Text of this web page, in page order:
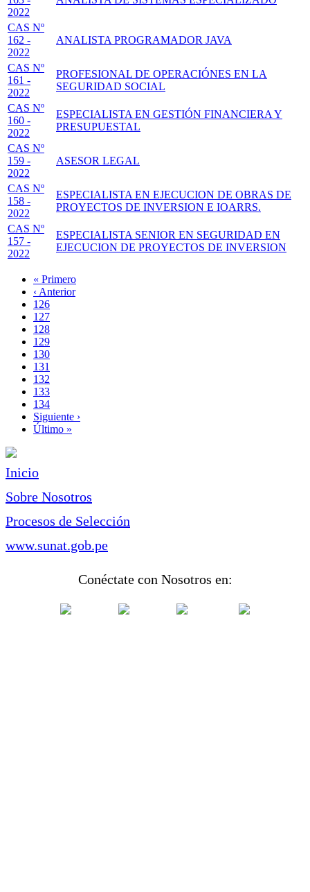
2022
CAS Nº
162 -
2022
ANALISTA PROGRAMADOR JAVA
CAS Nº
161 -
2022
PROFESIONAL DE OPERACIÓNES EN LA
SEGURIDAD SOCIAL
CAS Nº
160 -
2022
ESPECIALISTA EN GESTIÓN FINANCIERA Y
PRESUPUESTAL
CAS Nº
159 -
2022
ASESOR LEGAL
CAS Nº
158 -
2022
ESPECIALISTA EN EJECUCION DE OBRAS DE
PROYECTOS DE INVERSION E IOARRS.
CAS Nº
157 -
2022
ESPECIALISTA SENIOR EN SEGURIDAD EN
EJECUCION DE PROYECTOS DE INVERSION
Paginación
Primera
página
« Primero
Página
anterior
‹ Anterior
Page
126
Page
127
Page
128
Page
129
Página
actual
130
Page
131
Page
132
Page
133
Page
134
Siguiente
página
Siguiente ›
Última
Último »
Inicio
Sobre Nosotros
Procesos de Selección
www.sunat.gob.pe
Conéctate con Nosotros en: